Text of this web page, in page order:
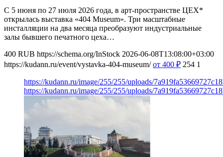
С 5 июня по 27 июля 2026 года, в арт-пространстве ЦЕХ*
открылась выставка «404 Museum». Три масштабные
инсталляции на два месяца преобразуют индустриальные
залы бывшего печатного цеха…
400 RUB https://schema.org/InStock 2026-06-08T13:08:00+03:00
https://kudann.ru/event/vystavka-404-museum/ от 400 ₽ 254 1
https://kudann.ru/image/255/255/uploads/
https://kudann.ru/image/255/255/uploads/